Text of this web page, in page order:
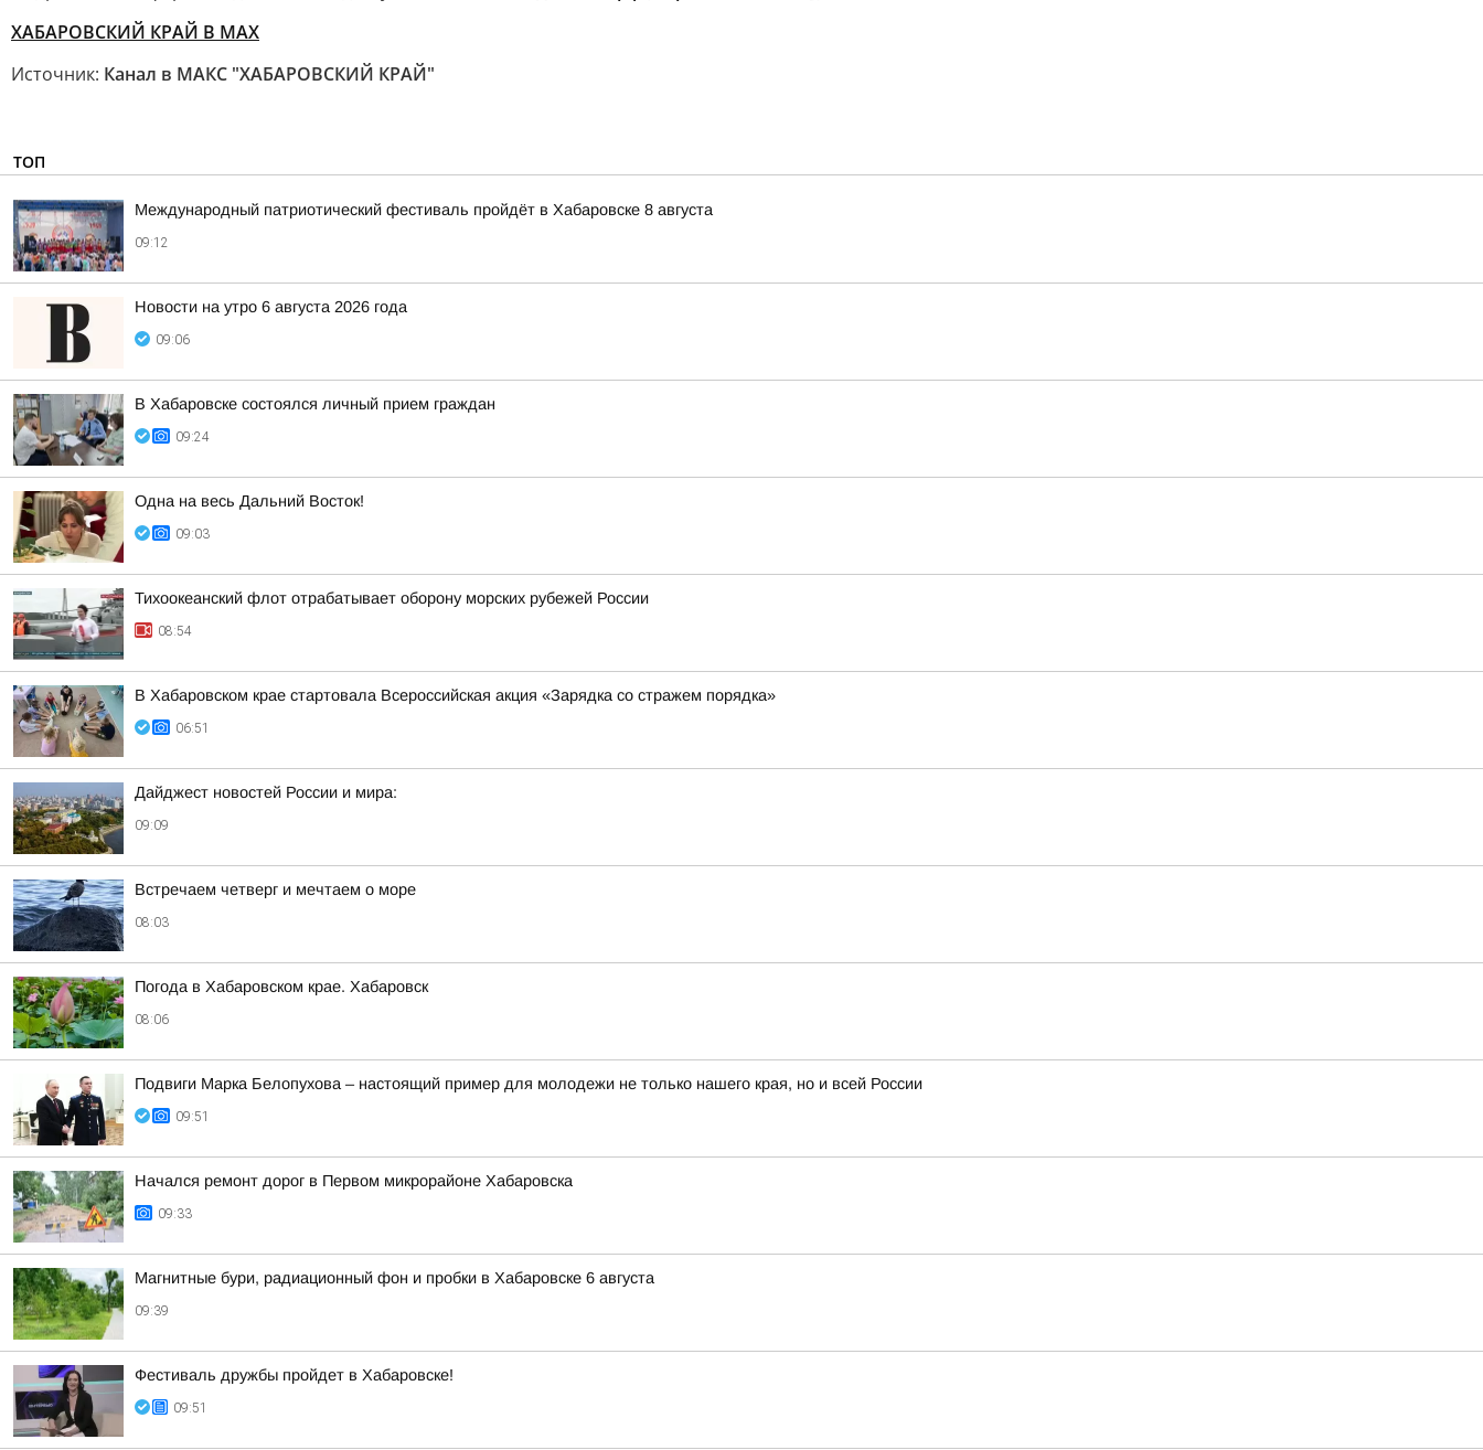
ХАБАРОВСКИЙ КРАЙ В МАХ
Источник: Канал в МАКС "ХАБАРОВСКИЙ КРАЙ"
ТОП
Международный патриотический фестиваль пройдёт в Хабаровске 8 августа
09:12
Новости на утро 6 августа 2026 года
09:06
В Хабаровске состоялся личный прием граждан
09:24
Одна на весь Дальний Восток!
09:03
Тихоокеанский флот отрабатывает оборону морских рубежей России
08:54
В Хабаровском крае стартовала Всероссийская акция «Зарядка со стражем порядка»
06:51
Дайджест новостей России и мира:
09:09
Встречаем четверг и мечтаем о море
08:03
Погода в Хабаровском крае. Хабаровск
08:06
Подвиги Марка Белопухова – настоящий пример для молодежи не только нашего края, но и всей России
09:51
Начался ремонт дорог в Первом микрорайоне Хабаровска
09:33
Магнитные бури, радиационный фон и пробки в Хабаровске 6 августа
09:39
Фестиваль дружбы пройдет в Хабаровске!
09:51